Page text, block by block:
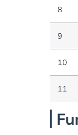
8
9
10
11